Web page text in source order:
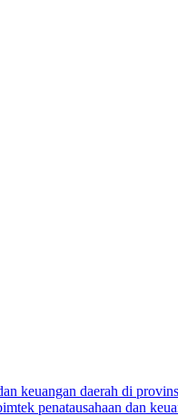
keuangan daerah di
penatausahaan dan